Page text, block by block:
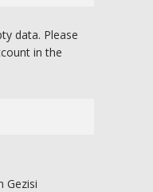
data. Please
in the
Gezisi